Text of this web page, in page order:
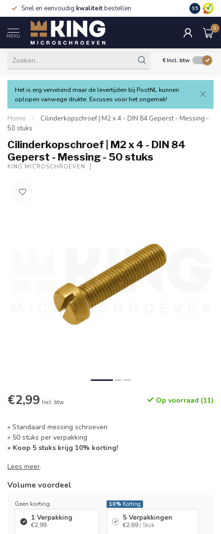
Snel en eenvoudig kwaliteitbestellen 9.5
MENU
0
€Incl. btw
Het is erg vervelend maar de levertijden bij PostNL kunnen
oplopen vanwege drukte. Excuses voor het ongemak!
Home /
Cilinderkopschroef | M2 x 4 - DIN 84 Geperst - Messing -
50 stuks
Cilinderkopschroef | M2 x 4 - DIN 84
Geperst - Messing - 50 stuks
KING MICROSCHROEVEN
€2,99 Incl. btw Op voorraad (11)
» Standaard messing schroeven
» 50 stuks per verpakking
» Koop 5 stuks krijg 10% korting!
Lees meer.
Volume voordeel
Geen korting
1 Verpakking
€2,99
10% Korting
5 Verpakkingen
€2,69/ Stuk